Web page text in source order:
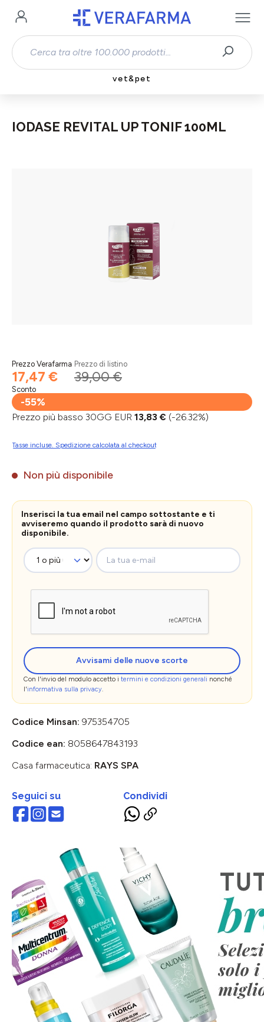
Passa al contenuto principale
vet&pet
IODASE REVITAL UP TONIF 100ML
Prezzo Verafarma
17,47 €
Prezzo di listino
39,00 €
Sconto
-55%
Prezzo più basso 30GG EUR 13,83 € (-26.32%)
Tasse incluse. Spedizione calcolata al checkout
Non più disponibile
Inserisci la tua email nel campo sottostante e ti
avviseremo quando il prodotto sarà di nuovo
disponibile.
La tua e-mail
Avvisami delle nuove scorte
Con l'invio del modulo accetto i termini e condizioni generali nonché
l'informativa sulla privacy.
Codice Minsan: 975354705
Codice ean: 8058647843193
Casa farmaceutica: RAYS SPA
Seguici su Condividi